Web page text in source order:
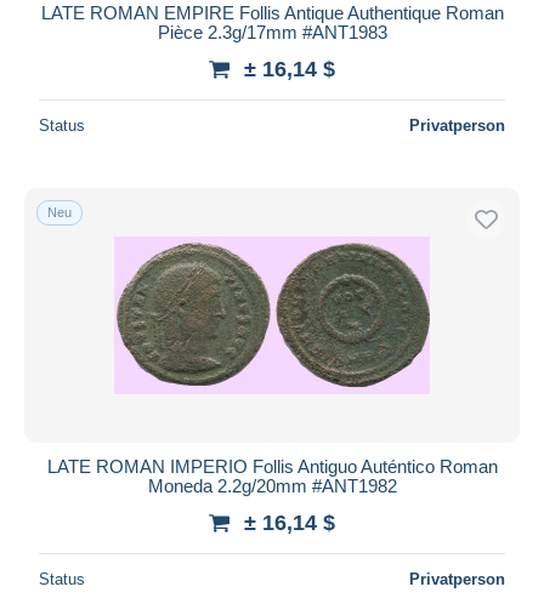
LATE ROMAN EMPIRE Follis Antique Authentique Roman
Pièce 2.3g/17mm #ANT1983
± 16,14 $
Status Privatperson
Neu
LATE ROMAN IMPERIO Follis Antiguo Auténtico Roman
Moneda 2.2g/20mm #ANT1982
± 16,14 $
Status Privatperson